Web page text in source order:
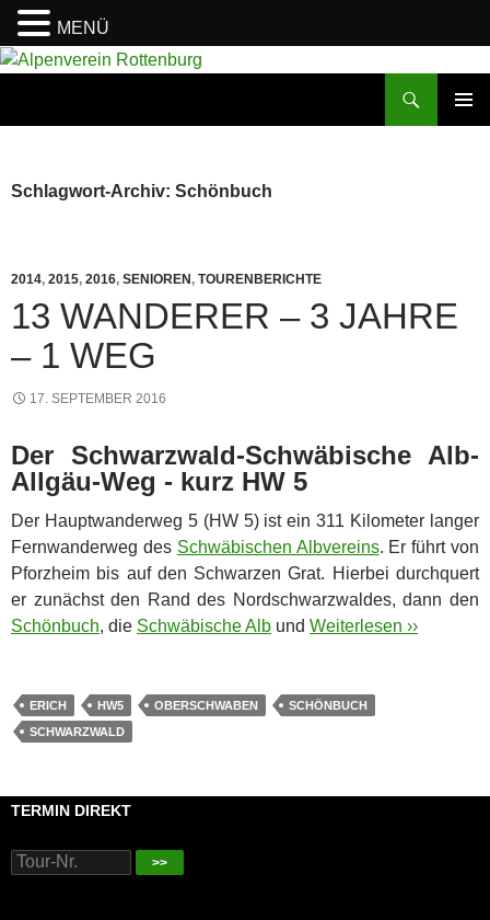
Zum
Schlagwort-Archiv: Schönbuch
2014, 2015, 2016, SENIOREN, TOURENBERICHTE
13 WANDERER – 3 JAHRE
– 1 WEG
17. SEPTEMBER 2016
Der Schwarzwald-Schwäbische Alb-
Allgäu-Weg - kurz HW 5
Der Hauptwanderweg 5 (HW 5) ist ein 311 Kilometer langer
Fernwanderweg des Schwäbischen Albvereins. Er führt von
Pforzheim bis auf den Schwarzen Grat. Hierbei durchquert
er zunächst den Rand des Nordschwarzwaldes, dann den
Schönbuch, die Schwäbische Alb und Weiterlesen ››
ERICH HW5 OBERSCHWABEN
SCHÖNBUCH
SCHWARZWALD
TERMIN DIREKT
>>
MENÜ